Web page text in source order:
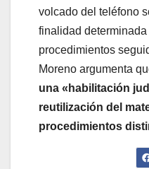
volcado del teléfono
finalidad
procedimientos
Moreno argumenta
una «habilitación
reutilización del
procedimientos